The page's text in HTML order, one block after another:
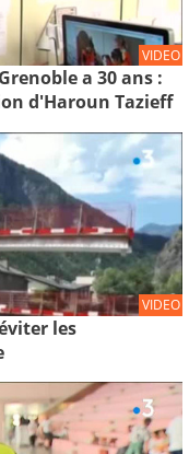
VIDEO
a 30 ans :
d'Haroun Tazieff
VIDEO
les